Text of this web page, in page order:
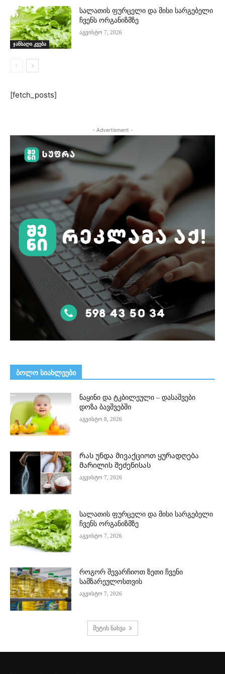
ჯანსაღი კვება
სალათის ფურცელი და მისი სარგებელი
ჩვენს ორგანიზმზე
აგვისტო 7, 2026
[fetch_posts]
- Advertisment -
ᲑᲝᲚᲝ ᲡᲘᲐᲮᲚᲔᲔᲑᲘ
ნაყინი და ტკბილეული – დასაშვები
დოზა ბავშვებში
აგვისტო 8, 2026
Რას უნდა მივაქციოთ ყურადღება
მარილის შეძენისას
აგვისტო 7, 2026
სალათის ფურცელი და მისი სარგებელი
ჩვენს ორგანიზმზე
აგვისტო 7, 2026
როგორ შევარჩიოთ ზეთი ჩვენი
სამზარეულოსთვის
აგვისტო 7, 2026
მეტის ნახვა